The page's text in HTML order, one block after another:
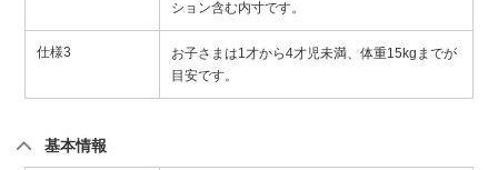
ション含む内寸です。
仕様3
お子さまは1才から4才児未満、体重15kgまでが
目安です。
基本情報